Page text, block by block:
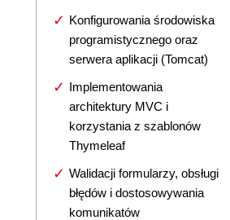
Konfigurowania środowiska
programistycznego oraz
serwera aplikacji (Tomcat)
Implementowania
architektury MVC i
korzystania z szablonów
Thymeleaf
Walidacji formularzy, obsługi
błędów i dostosowywania
komunikatów